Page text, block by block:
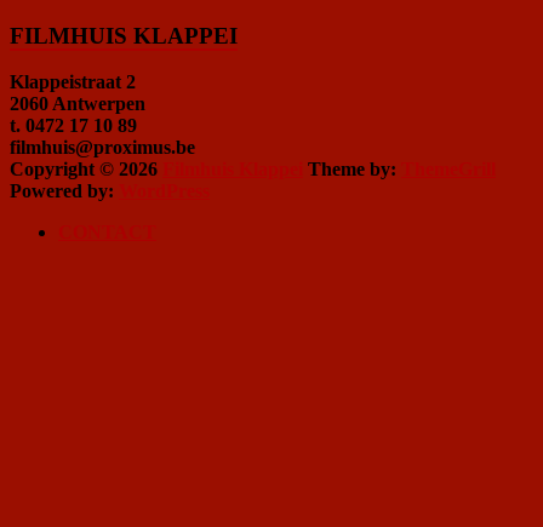
FILMHUIS KLAPPEI
Klappeistraat 2
2060 Antwerpen
t. 0472 17 10 89
filmhuis@proximus.be
Copyright © 2026
Theme by:
Powered by: